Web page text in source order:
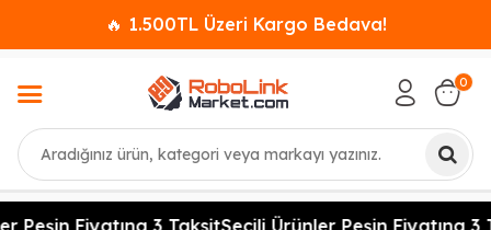
🔥 1.500TL Üzeri Kargo Bedava!
Ara
0
Peşin Fiyatına 3 TaksitSeçili Ürünler Peşin Fiyatına 3